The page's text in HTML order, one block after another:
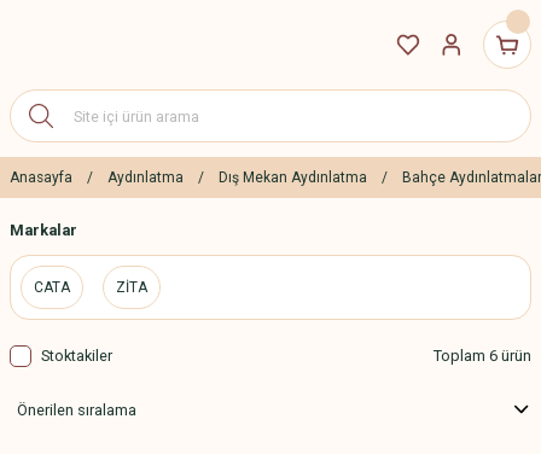
Anasayfa Aydınlatma Dış Mekan Aydınlatma Bahçe
Markalar
CATA ZİTA
Stoktakiler Toplam 6 ürün